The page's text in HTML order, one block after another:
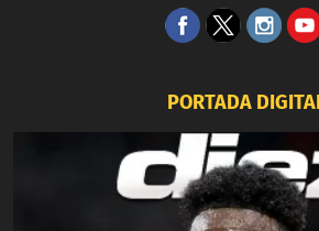
PORTADA